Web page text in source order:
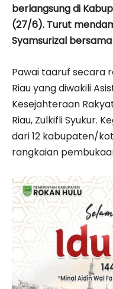
berlangsung di
(27/6). Turut
Syamsurizal bersama
Pawai taaruf secara
Riau yang diwakili
Kesejahteraan
Riau, Zulkifli Syukur.
dari 12 kabupaten/
rangkaian